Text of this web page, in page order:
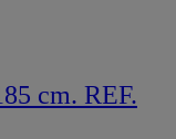
cm. REF.